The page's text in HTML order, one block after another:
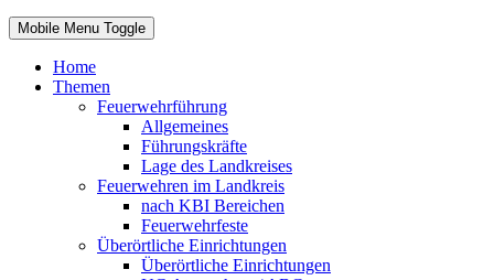
Mobile Menu Toggle
Home
Themen
Feuerwehrführung
Allgemeines
Führungskräfte
Lage des Landkreises
Feuerwehren im Landkreis
nach KBI Bereichen
Feuerwehrfeste
Überörtliche Einrichtungen
Überörtliche Einrichtungen